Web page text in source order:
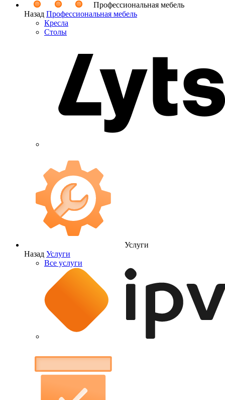
Профессиональная мебель
Назад Профессиональная мебель
Кресла
Столы
Услуги
Назад Услуги
Все услуги